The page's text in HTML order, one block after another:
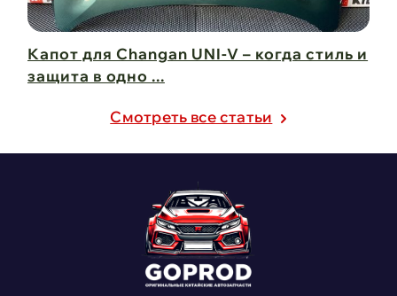
Капот для Changan UNI-V – когда стиль и
защита в одно ...
Cмотреть все статьи